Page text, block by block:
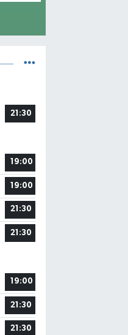
21:30
19:00
19:00
21:30
21:30
19:00
21:30
21:30